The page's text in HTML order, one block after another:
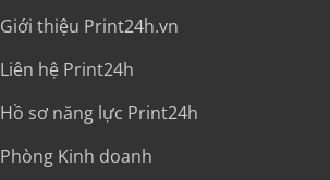
Giới thiệu Print24h.vn
Liên hệ Print24h
Hồ sơ năng lực Print24h
Phòng Kinh doanh